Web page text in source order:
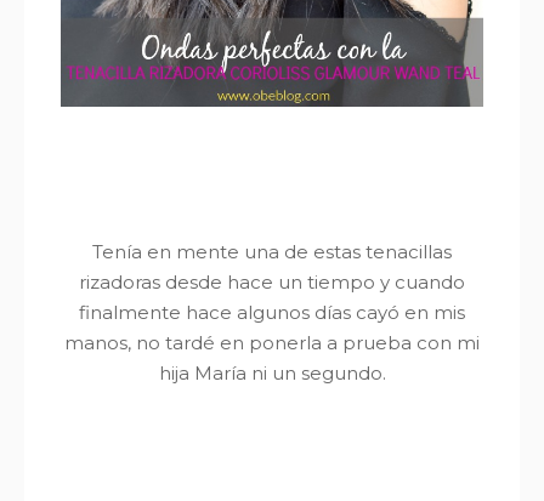
Tenía en mente una de estas tenacillas
rizadoras desde hace un tiempo y cuando
finalmente hace algunos días cayó en mis
manos, no tardé en ponerla a prueba con mi
hija María ni un segundo.